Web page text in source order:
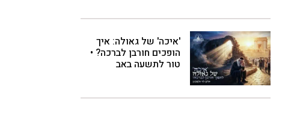
'איכה' של גאולה: איך
הופכים חורבן לברכה? •
טור לתשעה באב